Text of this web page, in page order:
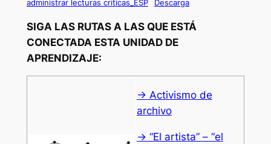
administrar lecturas críticas_ESP
Descarga
SIGA LAS RUTAS A LAS QUE ESTÁ
CONECTADA ESTA UNIDAD DE
APRENDIZAJE:
→ Activismo de
archivo
→ “El artista” – “el